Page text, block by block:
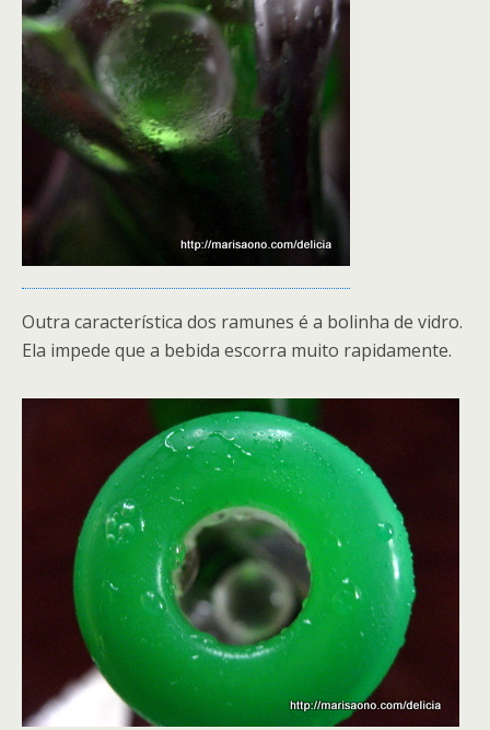
Outra característica dos ramunes é a bolinha de vidro.
Ela impede que a bebida escorra muito rapidamente.